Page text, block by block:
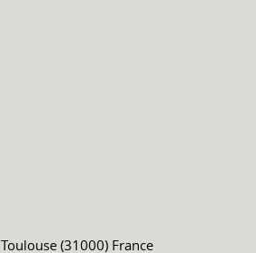
Toulouse (31000) France